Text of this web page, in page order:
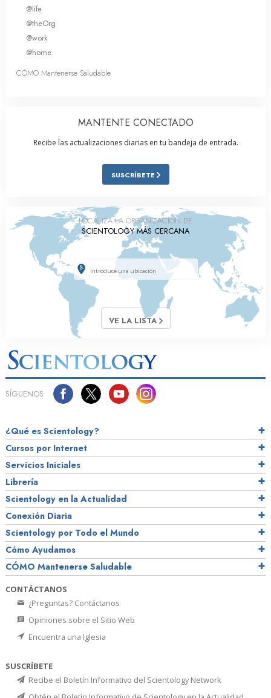
@life
@theOrg
@work
@home
CÓMO Mantenerse Saludable
MANTENTE CONECTADO
Recibe las actualizaciones diarias en tu bandeja de entrada.
SUSCRÍBETE
LOCALIZA LA ORGANIZACIÓN DE
SCIENTOLOGY MÁS CERCANA
VE LA LISTA
SÍGUENOS
¿Qué es Scientology?
Cursos por Internet
Servicios Iniciales
Librería
Scientology en la Actualidad
Conexión Diaria
Scientology por Todo el Mundo
Cómo Ayudamos
CÓMO Mantenerse Saludable
CONTÁCTANOS
¿Preguntas? Contáctanos
Opiniones sobre el Sitio Web
Encuentra una Iglesia
SUSCRÍBETE
Recibe el Boletín Informativo del Scientology Network